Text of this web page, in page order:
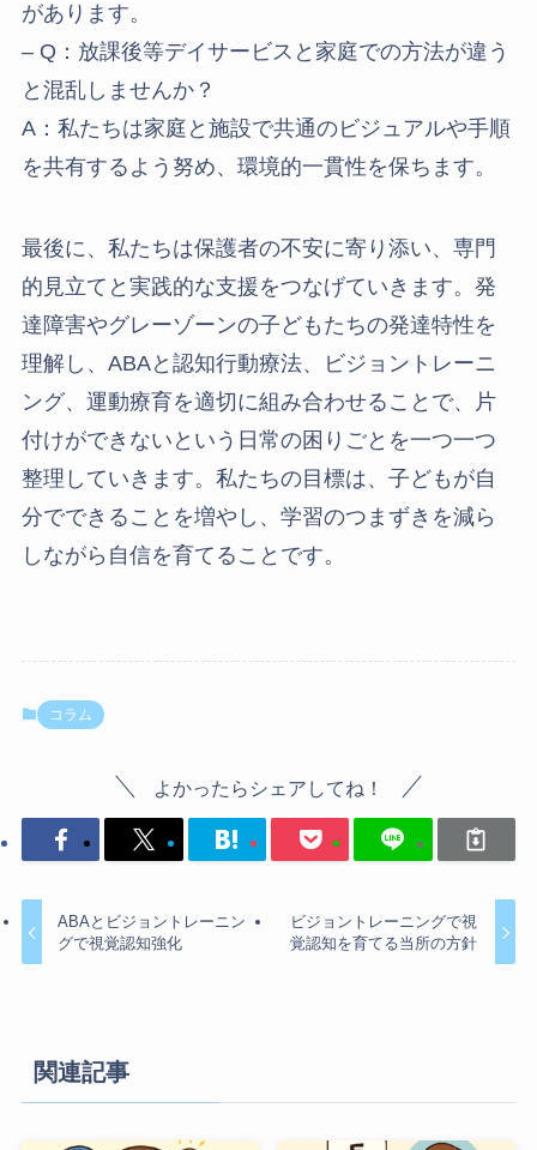
があります。
– Q：放課後等デイサービスと家庭での方法が違う
と混乱しませんか？
A：私たちは家庭と施設で共通のビジュアルや手順
を共有するよう努め、環境的一貫性を保ちます。
最後に、私たちは保護者の不安に寄り添い、専門
的見立てと実践的な支援をつなげていきます。発
達障害やグレーゾーンの子どもたちの発達特性を
理解し、ABAと認知行動療法、ビジョントレーニ
ング、運動療育を適切に組み合わせることで、片
付けができないという日常の困りごとを一つ一つ
整理していきます。私たちの目標は、子どもが自
分でできることを増やし、学習のつまずきを減ら
しながら自信を育てることです。
コラム
よかったらシェアしてね！
ABAとビジョントレーニン
グで視覚認知強化
ビジョントレーニングで視
覚認知を育てる当所の方針
関連記事